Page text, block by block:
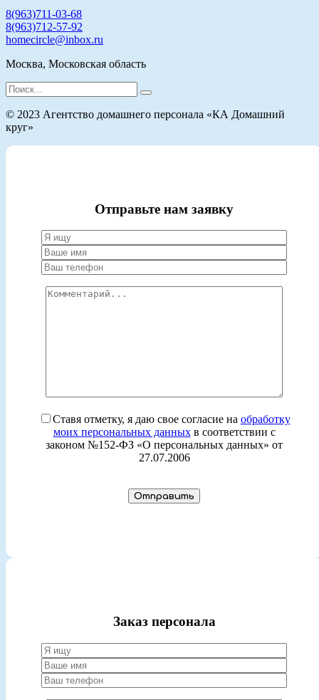
8(963)711-03-68
8(963)712-57-92
homecircle@inbox.ru
Москва, Московская область
Search
for:
© 2023 Агентство домашнего персонала «КА Домашний
круг»
Отправьте нам заявку
Ставя отметку, я даю свое согласие на обработку
моих персональных данныхв соответствии с
законом №152-ФЗ «О персональных данных» от
27.07.2006
Заказ персонала